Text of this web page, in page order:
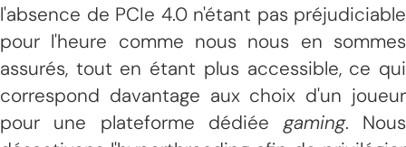
l'absence de PCIe 4.0 n'étant pas préjudiciable
pour l'heure comme nous nous en sommes
assurés, tout en étant plus accessible, ce qui
correspond davantage aux choix d'un joueur
pour une plateforme dédiée gaming. Nous